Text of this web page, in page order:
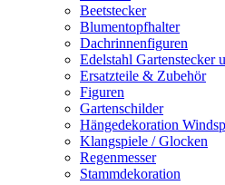
Beetstecker
Blumentopfhalter
Dachrinnenfiguren
Edelstahl Gartenstecker
Ersatzteile & Zubehör
Figuren
Gartenschilder
Hängedekoration
Klangspiele / Glocken
Regenmesser
Stammdekoration